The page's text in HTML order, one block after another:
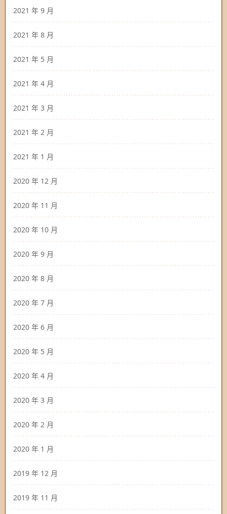
2021 年 9 月
2021 年 8 月
2021 年 5 月
2021 年 4 月
2021 年 3 月
2021 年 2 月
2021 年 1 月
2020 年 12 月
2020 年 11 月
2020 年 10 月
2020 年 9 月
2020 年 8 月
2020 年 7 月
2020 年 6 月
2020 年 5 月
2020 年 4 月
2020 年 3 月
2020 年 2 月
2020 年 1 月
2019 年 12 月
2019 年 11 月